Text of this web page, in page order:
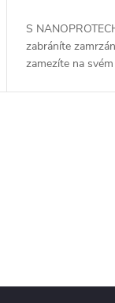
S
zabráníte
zamezíte na
motorce vzniku